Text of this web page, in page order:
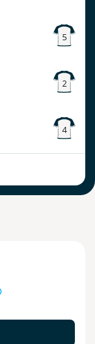
5
2
4